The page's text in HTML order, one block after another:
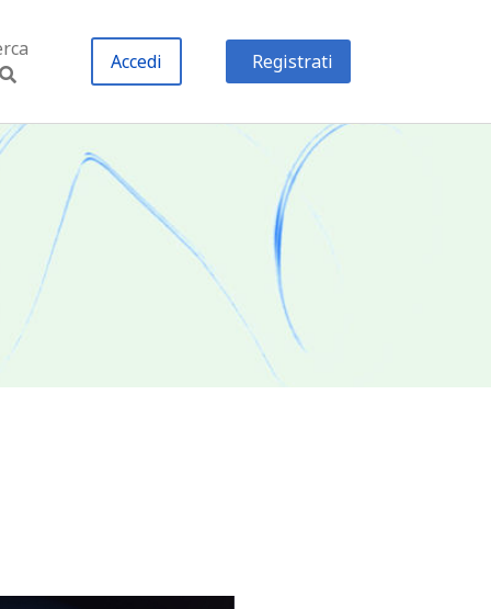
Accedi Registrati